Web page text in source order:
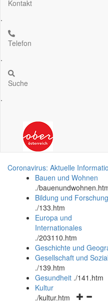
Kontakt
.
Telefon
.
Suche
.
Coronavirus: Aktuelle
Bauen und Wohnen
./
Bildung und Forschung
./133.htm
Europa und
Internationales
./203110.htm
Geschichte und
Gesellschaft und
./139.htm
Gesundheit ./141.htm
Kultur
./kultur.htm